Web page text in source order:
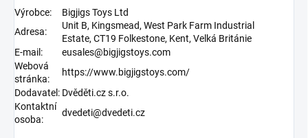
Výrobce:
Bigjigs Toys Ltd
Adresa:
Unit B, Kingsmead, West Park Farm Industrial
Estate, CT19 Folkestone, Kent, Velká Británie
E-mail:
eusales@bigjigstoys.com
Webová
stránka:
https://www.bigjigstoys.com/
Dodavatel: Dvěděti.cz s.r.o.
Kontaktní
osoba:
dvedeti@dvedeti.cz